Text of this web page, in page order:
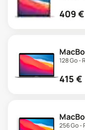
409 €
128 Go -
415 €
256 Go -